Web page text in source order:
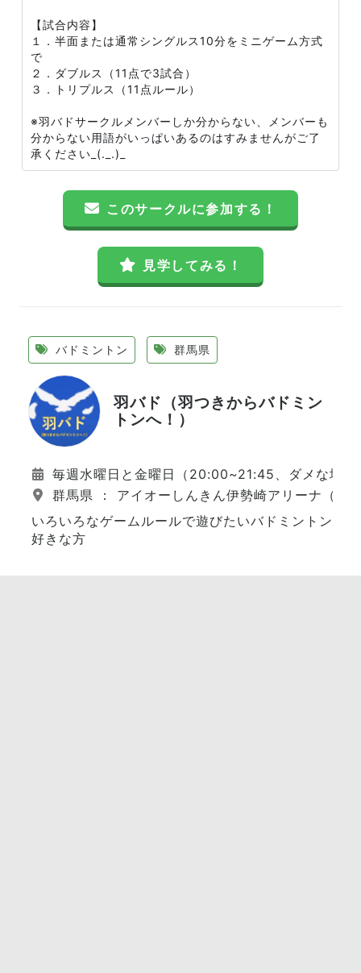
【試合内容】
１．半面または通常シングルス10分をミニゲーム方式
で
２．ダブルス（11点で3試合）
３．トリプルス（11点ルール）
※羽バドサークルメンバーしか分からない、メンバーも
分からない用語がいっぱいあるのはすみませんがご了
承ください_(._.)_
このサークルに参加する！
見学してみる！
バドミントン 群馬県
羽バド（羽つきからバドミン
トンへ！）
毎週水曜日と金曜日（20:00~21:45、ダメな場
群馬県 ： アイオーしんきん伊勢崎アリーナ（本
いろいろなゲームルールで遊びたいバドミントン
好きな方